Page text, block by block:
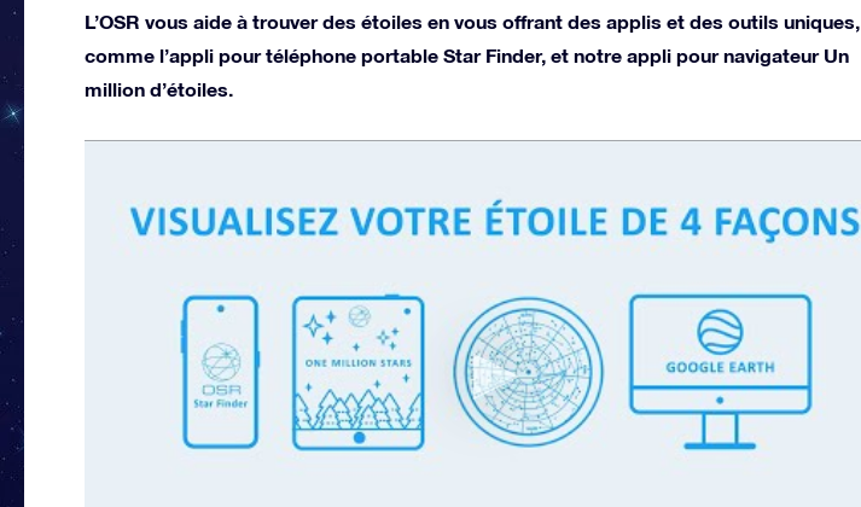
L’OSR vous aide à trouver des étoiles en vous offrant des applis et des outils uniques,
comme l’appli pour téléphone portable Star Finder, et notre appli pour navigateur Un
million d’étoiles.